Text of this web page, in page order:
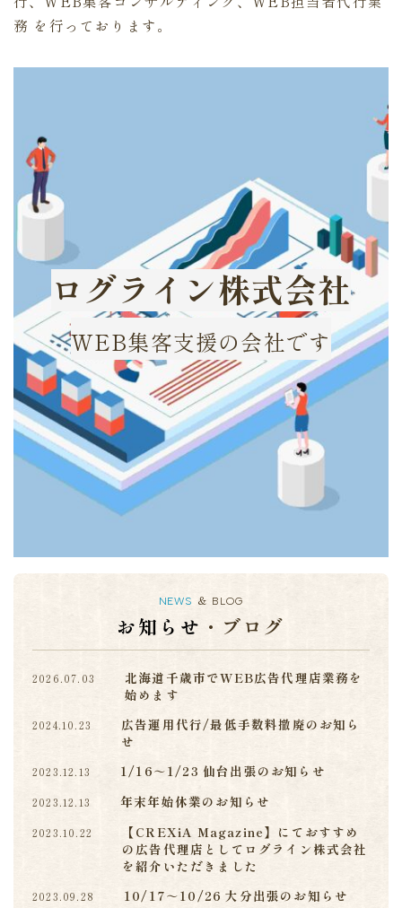
務 を行っております。
ログライン株式会社
WEB集客支援の会社です
NEWS ＆ BLOG
お知らせ ・ブログ
北海道千歳市でWEB広告代理店業務を
始めます
2026.07.03
広告運用代行/最低手数料撤廃のお知ら
せ
2024.10.23
1/16～1/23 仙台出張のお知らせ
2023.12.13
年末年始休業のお知らせ
2023.12.13
【CREXiA Magazine】にておすすめ
の広告代理店としてログライン株式会社
を紹介いただきました
2023.10.22
10/17～10/26 大分出張のお知らせ
2023.09.28